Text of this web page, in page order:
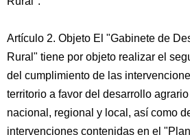
Artículo 2. Objeto El "Gabinete de
Rural" tiene por objeto realizar el
del cumplimiento de las
territorio a favor del desarrollo
nacional, regional y local, así como
intervenciones contenidas en el